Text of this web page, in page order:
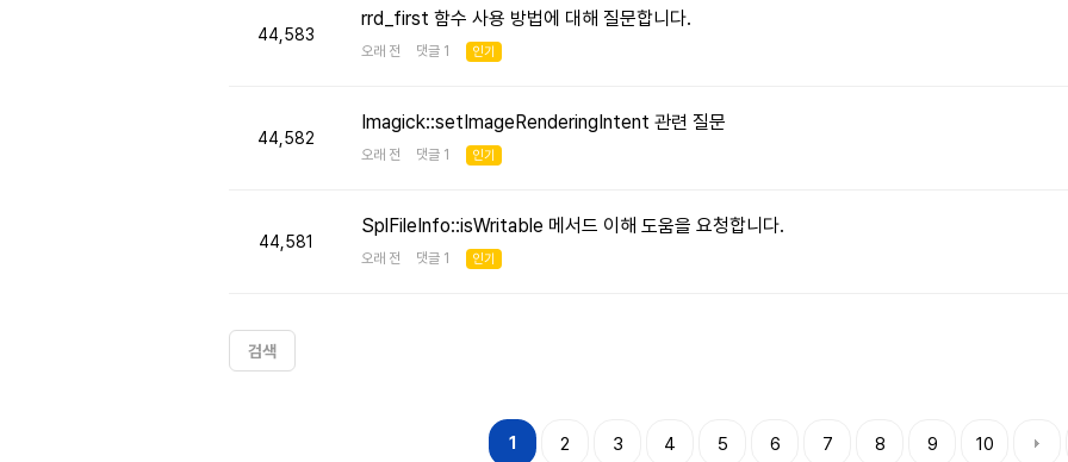
44,583
rrd_first 함수 사용 방법에 대해 질문합니다.
오래 전 댓글 1 인기
44,582
Imagick::setImageRenderingIntent 관련 질문
오래 전 댓글 1 인기
44,581
SplFileInfo::isWritable 메서드 이해 도움을 요청합니다.
오래 전 댓글 1 인기
검색
1 2 3 4 5 6 7 8 9 10
맨끝